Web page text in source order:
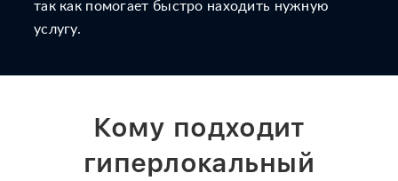
так как помогает быстро находить нужную
услугу.
Кому подходит
гиперлокальный